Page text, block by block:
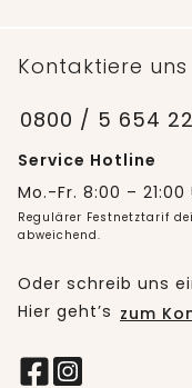
Kontaktiere uns
0800 / 5 654
Service Hotline
Mo.-Fr. 8:00 – 21:00
Regulärer Festnetztarif
abweichend.
Oder schreib uns
Hier geht’s zum